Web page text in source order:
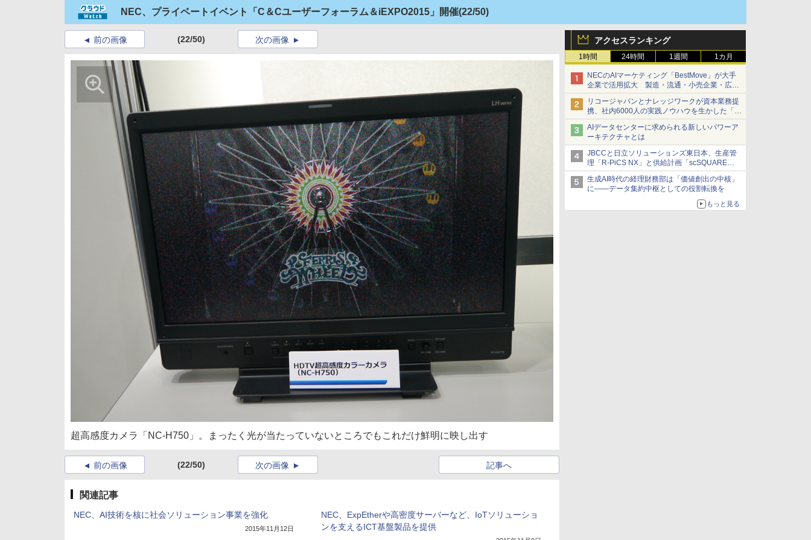
NEC、プライベートイベント「C＆Cユーザーフォーラム＆iEXPO2015」開催(22/50)
アクセスランキング
1時間 24時間 1週間 1カ月
NECのAIマーケティング「BestMove」が大手
企業で活用拡大 製造・流通・小売企業・広告
代理店などが実装フェーズへ
リコージャパンとナレッジワークが資本業務提
携、社内6000人の実践ノウハウを生かした「AI
商談記録 for RICOH」を展開へ
AIデータセンターに求められる新しいパワーア
ーキテクチャとは
JBCCと日立ソリューションズ東日本、生産管
理「R-PiCS NX」と供給計画「scSQUARE
ISP」の連携サービスを提供開始
生成AI時代の経理財務部は「価値創出の中核」
に――データ集約中枢としての役割転換を
もっと見る
前の画像 (22/50) 次の画像
超高感度カメラ「NC-H750」。まったく光が当たっていないところでもこれだけ鮮明に映し出す
前の画像 (22/50) 記事へ
次の画像
関連記事
NEC、AI技術を核に社会ソリューション事業を強化
2015年11月12日
NEC、ExpEtherや高密度サーバーなど、IoTソリューショ
ンを支えるICT基盤製品を提供